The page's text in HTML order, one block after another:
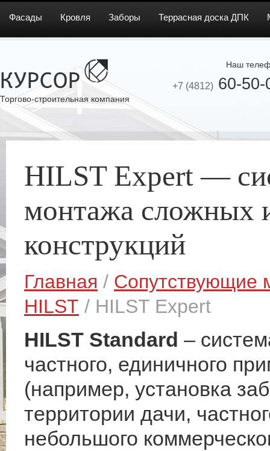
Фасады Кровля Заборы Террасная доска ДПК
Торгово-строительная компания
Наш
+7 (4812) 60-50-
HILST Expert —
монтажа
конструкций
Главная / Сопутствующие
HILST / HILST Expert
HILST Standard –
частного, единичного
(например, установка
территории дачи,
небольшого